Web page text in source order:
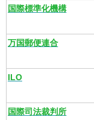
国際標準化機構
万国郵便連合
ILO
国際司法裁判所